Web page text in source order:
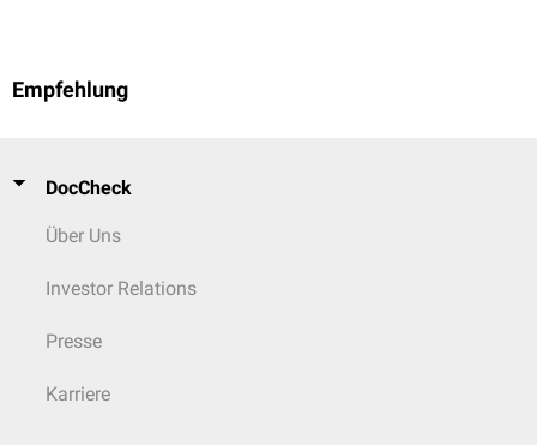
Empfehlung
DocCheck
Über Uns
Investor Relations
Presse
Karriere